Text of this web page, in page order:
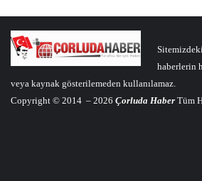
haberlerin
veya kaynak gösterilemeden kullanılamaz.
Copyright © 2014 – 2026 Çorluda Haber Tüm